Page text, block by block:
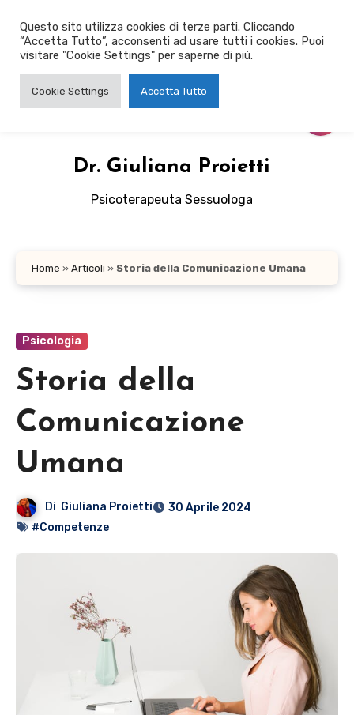
contenuto
Dr. Giuliana Proietti
Psicoterapeuta Sessuologa
Home » Articoli » Storia della Comunicazione Umana
Psicologia
Storia della
Comunicazione
Umana
Di Giuliana Proietti
30 Aprile 2024
#Competenze
Questo sito utilizza cookies di terze parti. Cliccando
“Accetta Tutto”, acconsenti ad usare tutti i cookies. Puoi
visitare "Cookie Settings" per saperne di più.
Cookie Settings Accetta Tutto